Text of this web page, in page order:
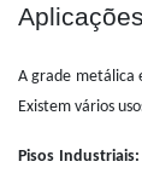
A grade metálica
Existem vários
Pisos Industriais: